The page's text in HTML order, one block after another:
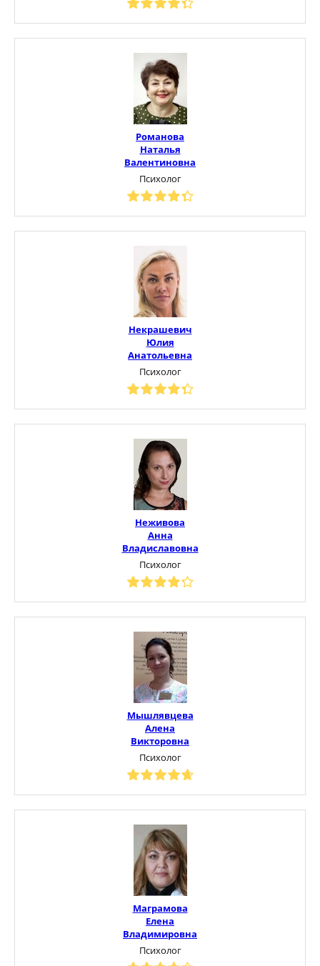
Романова
Наталья
Валентиновна
Психолог
Некрашевич
Юлия
Анатольевна
Психолог
Неживова
Анна
Владиславовна
Психолог
Мышлявцева
Алена
Викторовна
Психолог
Маграмова
Елена
Владимировна
Психолог